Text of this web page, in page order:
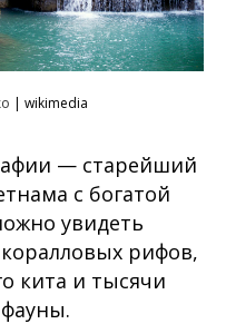
| wikimedia
— старейший
с богатой
увидеть
рифов,
кита и тысячи